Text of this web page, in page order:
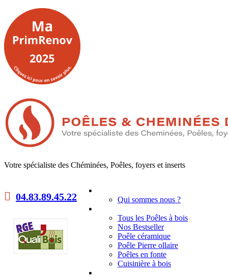
Votre spécialiste des Chéminées, Poêles, foyers et inserts
04.83.89.45.22 Qui sommes nous ?
Tous les Poêles à bois
Nos Bestseller
Poêle céramique
Poêle Pierre ollaire
Poêles en fonte
Cuisinière à bois